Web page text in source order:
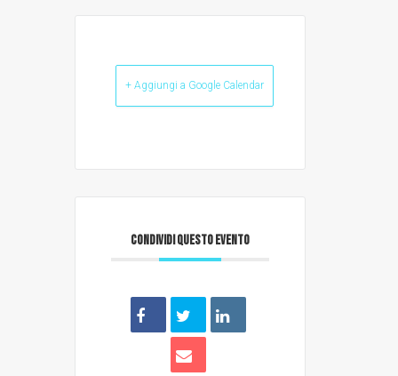
+ Aggiungi a Google Calendar
CONDIVIDI QUESTO EVENTO